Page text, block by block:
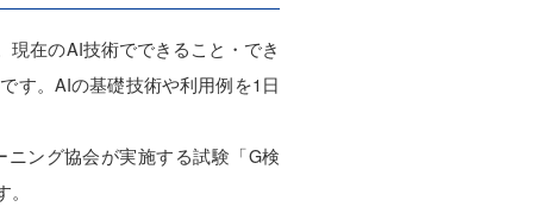
在のAI技術でできること・でき
す。AIの基礎技術や利用例を1日
ニング協会が実施する試験「G検